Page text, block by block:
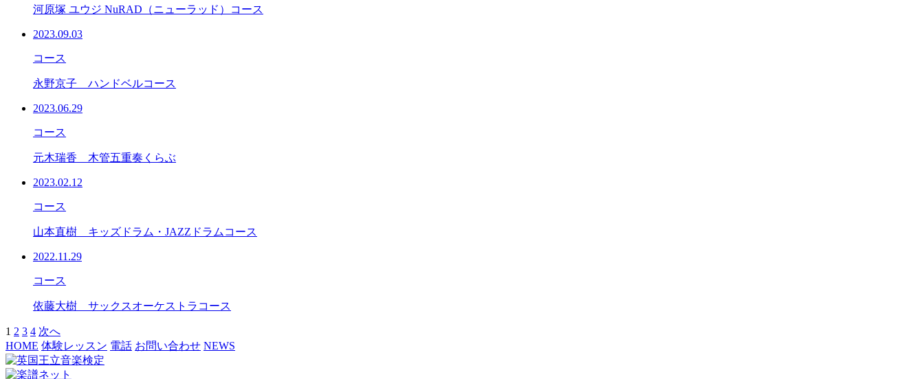
河原塚 ユウジ NuRAD（ニューラッド）コース
2023.09.03
コース
永野京子 ハンドベルコース
2023.06.29
コース
元木瑞香 木管五重奏くらぶ
2023.02.12
コース
山本直樹 キッズドラム・JAZZドラムコース
2022.11.29
コース
依藤大樹 サックスオーケストラコース
1 2 3 4 次へ
HOME 体験レッスン 電話 お問い合わせ NEWS